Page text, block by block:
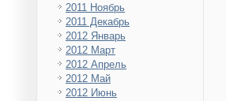
2011 Ноябрь
2011 Декабрь
2012 Январь
2012 Март
2012 Апрель
2012 Май
2012 Июнь